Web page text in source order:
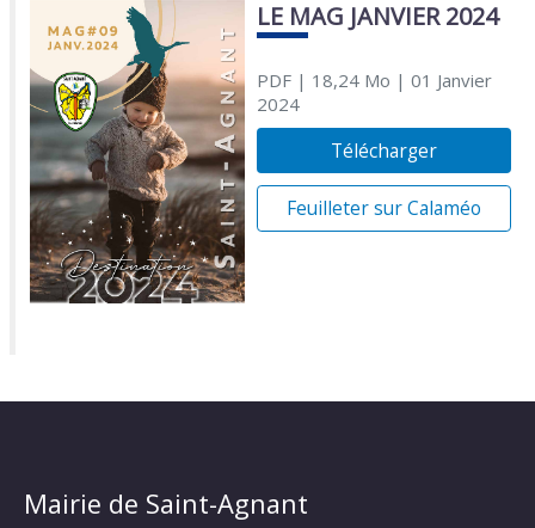
LE MAG JANVIER 2024
PDF| 18,24 Mo | 01 Janvier
2024
Télécharger
Feuilleter sur Calaméo
Mairie de Saint-Agnant